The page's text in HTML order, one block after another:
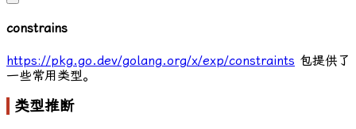
constrains
https://pkg.go.dev/golang.org/x/exp/constraints 包提供了
一些常用类型。
类型推断